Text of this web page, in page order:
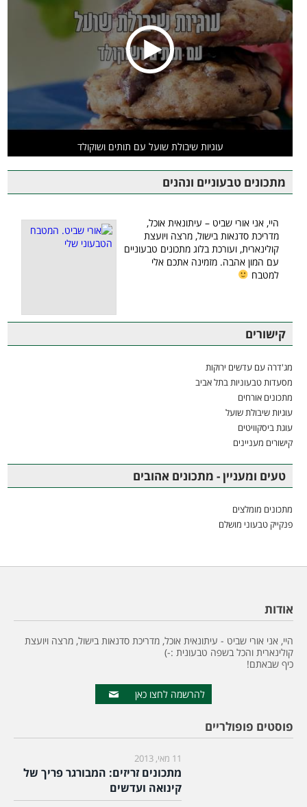
עוגיות שיבולת שועל עם תותים ושוקולד
מתכונים טבעוניים ונהנים
היי, אני אורי שביט – עיתונאית אוכל,
מדריכת סדנאות בישול, מרצה ויועצת
קולינארית, ועורכת בלוג מתכונים טבעוניים
עם המון אהבה. מזמינה אתכם אלי
למטבח
קישורים
מג'דרה עם עדשים ירוקות
מסעדות טבעוניות בתל אביב
מתכונים אורחים
עוגיות שיבולת שועל
עוגת ביסקוויטים
קישורים מעניינים
טעים ומעניין - מתכונים אהובים
מתכונים מומלצים
פנקייק טבעוני מושלם
אודות
היי, אני אורי שביט - עיתונאית אוכל, מדריכת סדנאות בישול, מרצה ויועצת
קולינארית והכל בשפה טבעונית :-)
כיף שבאתם!
להרשמה לחצו כאן
פוסטים פופולריים
11 מאי, 2013
מתכונים זריזים: המבורגר פריך של
קינואה ועדשים